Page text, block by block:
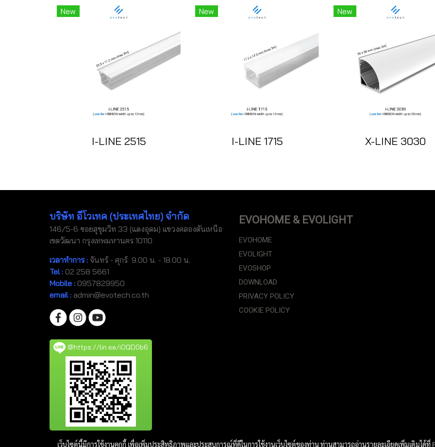
New
I-LINE 2515
New
I-LINE 1715
New
X-LINE 3030
บริษัท อีโวเทค (ประเทศไทย) จำกัด
146/5-6 ซอยสุขุมวิท 33 (แดงอุดม) แขวงคลองตันเหนือ
เขตวัฒนา กรุงเทพมหานคร 10110
เวลาทำการ : จันทร์ - ศุกร์ 9.00 น. - 18.00 น.
Tel : 02 258 5661
Mobile : 0957829950
email : admin@evotech.co.th
@https://lin.ee/iOQD0b6
EVOHOME & EVOLIGHT
EVOHOME
EVOLIGHT
EVOSHOP
DOWNLOAD
PRIVACY POLICY
COOKIE POLICY
เว็บไซต์นี้มีการใช้งานคุกกี้ เพื่อเพิ่มประสิทธิภาพและประสบการณ์ที่ดีในการใช้งานเว็บไซต์ของท่าน ท่านสามารถอ่านรายละเอียดเพิ่มเติมได้ที่